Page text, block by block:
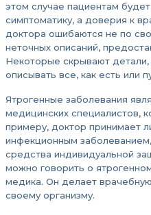
этом случае пациентам
симптоматику, а доверия к
доктора ошибаются не по
неточных описаний,
Некоторые скрывают детали,
описывать все, как есть или
Ятрогенные заболевания
медицинских специалистов,
примеру, доктор принимает
инфекционным
средства индивидуальной
можно говорить о
медика. Он делает
своему организму.